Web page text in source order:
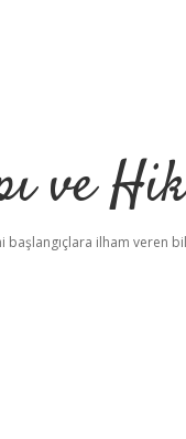
ve
başlangıçlara ilham veren